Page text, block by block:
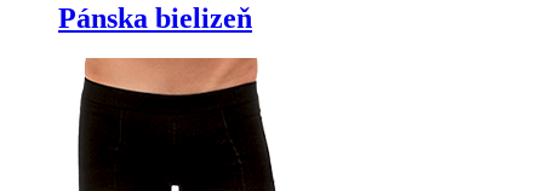
Pánska bielizeň